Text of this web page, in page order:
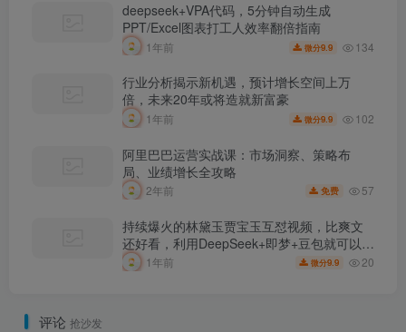
deepseek+VPA代码，5分钟自动生成
PPT/Excel图表打工人效率翻倍指南
1年前 微分9.9 134
行业分析揭示新机遇，预计增长空间上万
倍，未来20年或将造就新富豪
1年前 微分9.9 102
阿里巴巴运营实战课：市场洞察、策略布
局、业绩增长全攻略
2年前 免费 57
持续爆火的林黛玉贾宝玉互怼视频，比爽文
还好看，利用DeepSeek+即梦+豆包就可以完
美复刻1年前 微分9.9 20
评论 抢沙发